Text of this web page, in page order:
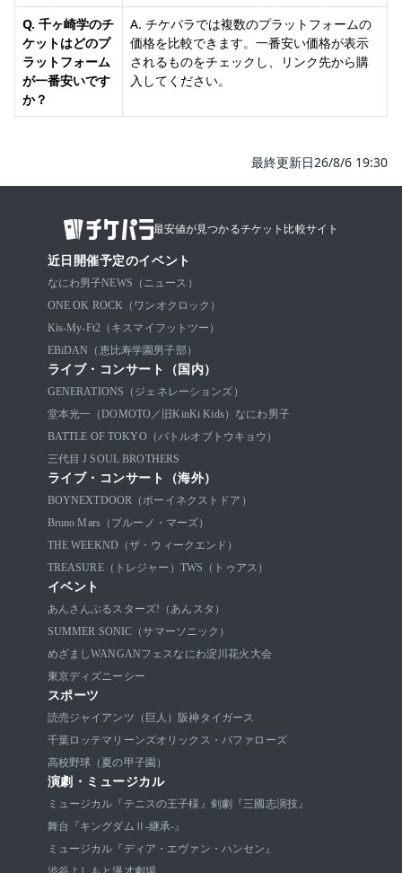
Q. 千ヶ崎学のチ
ケットはどのプ
ラットフォーム
が一番安いです
か？
A. チケパラでは複数のプラットフォームの
価格を比較できます。一番安い価格が表示
されるものをチェックし、リンク先から購
入してください。
最終更新日26/8/6 19:30
最安値が見つかるチケット比較サイト
近日開催予定のイベント
なにわ男子NEWS（ニュース）
ONE OK ROCK（ワンオクロック）
Kis-My-Ft2（キスマイフットツー）
EBiDAN（恵比寿学園男子部）
ライブ・コンサート（国内）
GENERATIONS（ジェネレーションズ）
堂本光一（DOMOTO／旧KinKi Kids） なにわ男子
BATTLE OF TOKYO（バトルオブトウキョウ）
三代目 J SOUL BROTHERS
ライブ・コンサート（海外）
BOYNEXTDOOR（ボーイネクストドア）
Bruno Mars（ブルーノ・マーズ）
THE WEEKND（ザ・ウィークエンド）
TREASURE（トレジャー） TWS（トゥアス）
イベント
あんさんぶるスターズ!（あんスタ）
SUMMER SONIC（サマーソニック）
めざましWANGANフェスなにわ淀川花火大会
東京ディズニーシー
スポーツ
読売ジャイアンツ（巨人）
阪神タイガース
千葉ロッテマリーンズオリックス・バファローズ
高校野球（夏の甲子園）
演劇・ミュージカル
ミュージカル『テニスの王子様』 剣劇『三國志演技』
舞台『キングダムⅡ-継承-』
ミュージカル『ディア・エヴァン・ハンセン』